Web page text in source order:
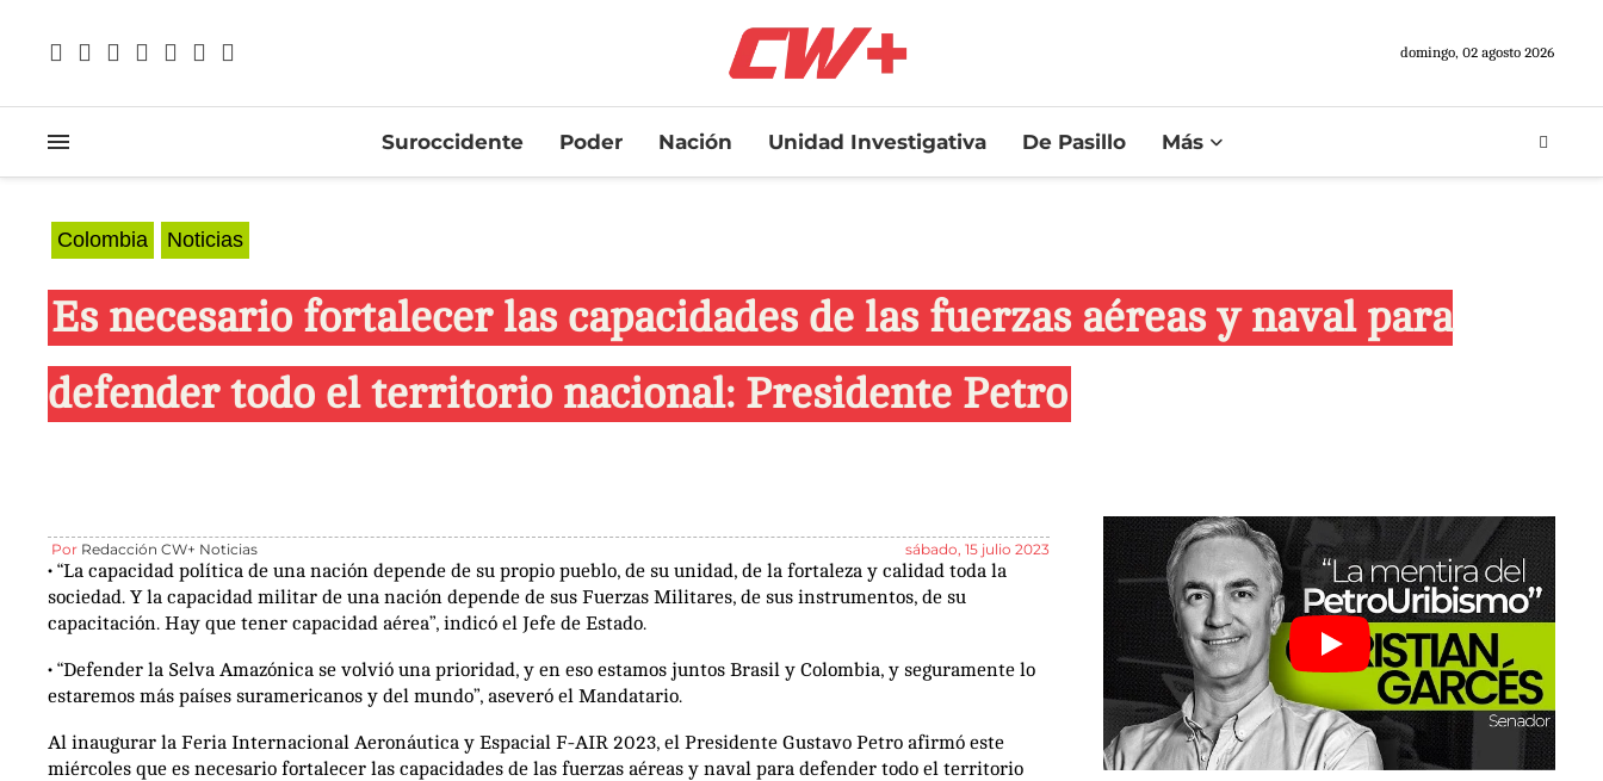
domingo, 02 agosto 2026
Suroccidente Poder Nación Unidad Investigativa De Pasillo Más
Colombia Noticias
Es necesario fortalecer las capacidades de las fuerzas aéreas y naval para
defender todo el territorio nacional: Presidente Petro
Por Redacción CW+ Noticias sábado, 15 julio 2023
• “La capacidad política de una nación depende de su propio pueblo, de su unidad, de la fortaleza y calidad toda la
sociedad. Y la capacidad militar de una nación depende de sus Fuerzas Militares, de sus instrumentos, de su
capacitación. Hay que tener capacidad aérea”, indicó el Jefe de Estado.
• “Defender la Selva Amazónica se volvió una prioridad, y en eso estamos juntos Brasil y Colombia, y seguramente lo
estaremos más países suramericanos y del mundo”, aseveró el Mandatario.
Al inaugurar la Feria Internacional Aeronáutica y Espacial F-AIR 2023, el Presidente Gustavo Petro afirmó este
miércoles que es necesario fortalecer las capacidades de las fuerzas aéreas y naval para defender todo el territorio